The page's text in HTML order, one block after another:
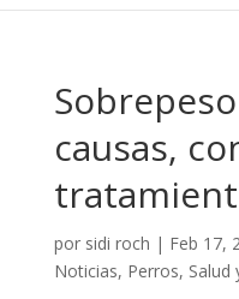
causas,
por sidi roch | Feb 17,
Noticias, Perros, Salud